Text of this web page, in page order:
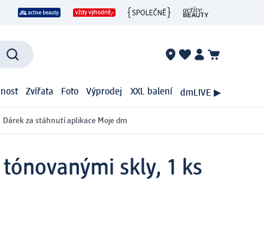
Zvířata Foto Výprodej XXL balení dmLIVE ▶
Dárek za stáhnutí aplikace Moje dm
skly, 1 ks